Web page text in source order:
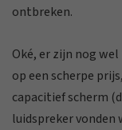
ontbreken.
Oké, er zijn nog
op een scherpe
capacitief scherm
luidspreker vonden